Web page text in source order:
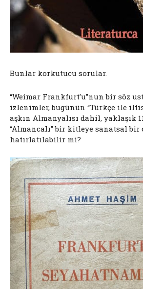
Bunlar korkutucu sorular.
“Weimar Frankfurt’u”nun bir söz
izlenimler, bugünün “Türkçe ile
aşkın Almanyalısı dahil, yaklaşık
“Almancalı” bir kitleye sanatsal bir
hatırlatılabilir mi?